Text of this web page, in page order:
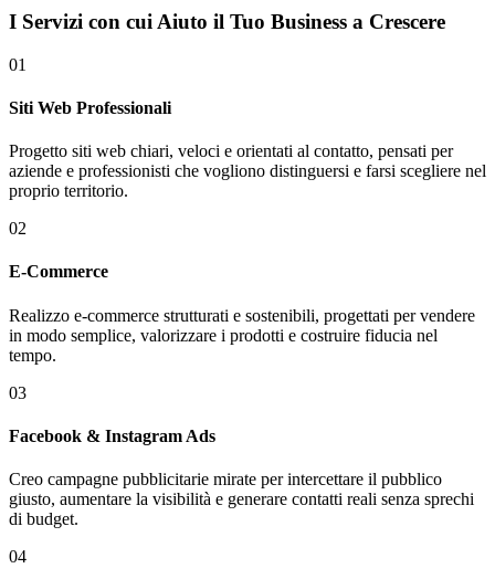
I Servizi con cui Aiuto il Tuo Business a Crescere
01
Siti Web Professionali
Progetto siti web chiari, veloci e orientati al contatto, pensati per
aziende e professionisti che vogliono distinguersi e farsi scegliere nel
proprio territorio.
02
E-Commerce
Realizzo e-commerce strutturati e sostenibili, progettati per vendere
in modo semplice, valorizzare i prodotti e costruire fiducia nel
tempo.
03
Facebook & Instagram Ads
Creo campagne pubblicitarie mirate per intercettare il pubblico
giusto, aumentare la visibilità e generare contatti reali senza sprechi
di budget.
04